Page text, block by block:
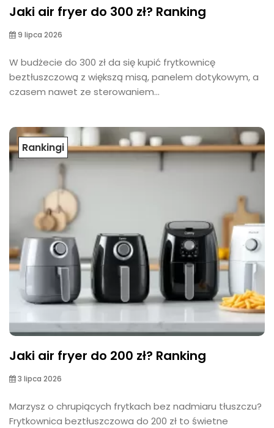
Jaki air fryer do 300 zł? Ranking
9 lipca 2026
W budżecie do 300 zł da się kupić frytkownicę
beztłuszczową z większą misą, panelem dotykowym, a
czasem nawet ze sterowaniem...
Rankingi
Jaki air fryer do 200 zł? Ranking
3 lipca 2026
Marzysz o chrupiących frytkach bez nadmiaru tłuszczu?
Frytkownica beztłuszczowa do 200 zł to świetne